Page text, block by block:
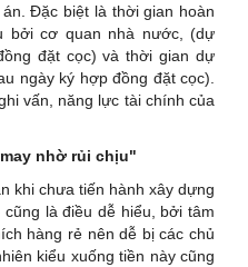
Đặc biệt là thời gian hoàn
bởi cơ quan nhà nước, (dự
đặt cọc) và thời gian dự
ngày ký hợp đồng đặt cọc).
vấn, năng lực tài chính của
nhờ rủi chịu"
khi chưa tiến hành xây dựng
là điều dễ hiểu, bởi tâm
hàng rẻ nên dễ bị các chủ
kiểu xuống tiền này cũng